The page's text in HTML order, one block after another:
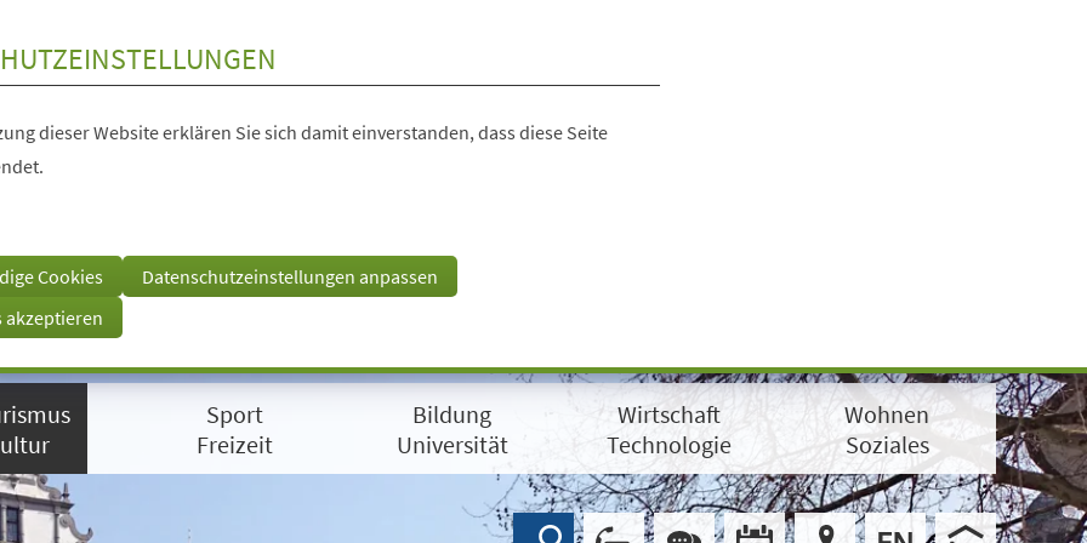
dieser Website erklären Sie sich damit einverstanden, dass diese Seite
Cookies
Datenschutzeinstellungen anpassen
akzeptieren
Sport
Freizeit
Bildung
Universität
Wirtschaft
Technologie
Wohnen
Soziales